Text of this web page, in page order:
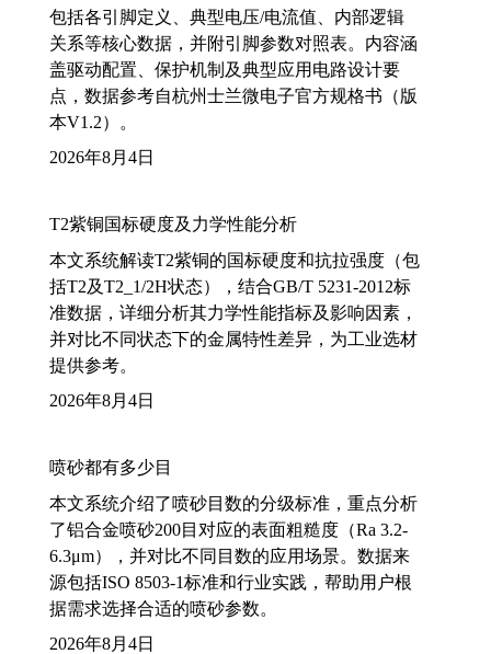
包括各引脚定义、典型电压/电流值、内部逻辑
关系等核心数据，并附引脚参数对照表。内容涵
盖驱动配置、保护机制及典型应用电路设计要
点，数据参考自杭州士兰微电子官方规格书（版
本V1.2）。
2026年8月4日
T2紫铜国标硬度及力学性能分析
本文系统解读T2紫铜的国标硬度和抗拉强度（包
括T2及T2_1/2H状态），结合GB/T 5231-2012标
准数据，详细分析其力学性能指标及影响因素，
并对比不同状态下的金属特性差异，为工业选材
提供参考。
2026年8月4日
喷砂都有多少目
本文系统介绍了喷砂目数的分级标准，重点分析
了铝合金喷砂200目对应的表面粗糙度（Ra 3.2-
6.3μm），并对比不同目数的应用场景。数据来
源包括ISO 8503-1标准和行业实践，帮助用户根
据需求选择合适的喷砂参数。
2026年8月4日